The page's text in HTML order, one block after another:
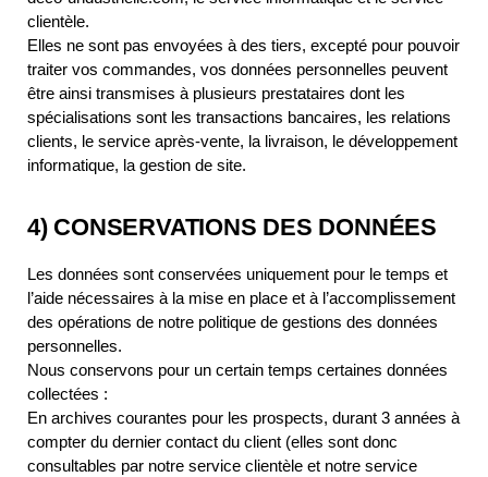
clientèle.
Elles ne sont pas envoyées à des tiers, excepté pour pouvoir
traiter vos commandes, vos données personnelles peuvent
être ainsi transmises à plusieurs prestataires dont les
spécialisations sont les transactions bancaires, les relations
clients, le service après-vente, la livraison, le développement
informatique, la gestion de site.
4) CONSERVATIONS DES DONNÉES
Les données sont conservées uniquement pour le temps et
l’aide nécessaires à la mise en place et à l’accomplissement
des opérations de notre politique de gestions des données
personnelles.
Nous conservons pour un certain temps certaines données
collectées :
En archives courantes pour les prospects, durant 3 années à
compter du dernier contact du client (elles sont donc
consultables par notre service clientèle et notre service